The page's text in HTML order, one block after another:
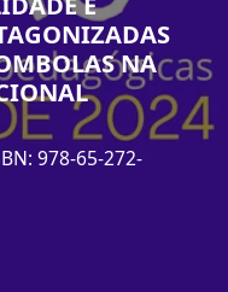
NA
978-65-272-